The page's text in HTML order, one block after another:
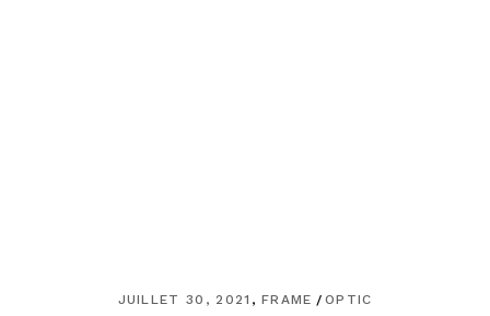
JUILLET 30, 2021 FRAME OPTIC